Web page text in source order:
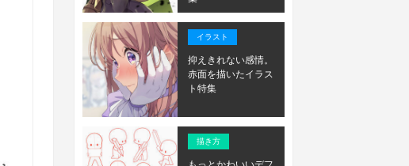
イラスト
抑えきれない感情。
赤面を描いたイラス
ト特集
描き方